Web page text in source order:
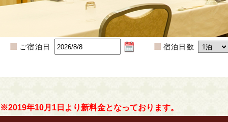
ご宿泊日 宿泊日数
※2019年10月1日より新料金となっております。